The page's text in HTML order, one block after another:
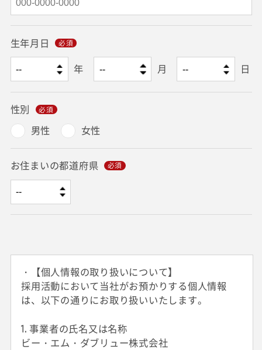
生年月日
年
月 日
性別
男性
女性
お住まいの都道府県
・【個人情報の取り扱いについて】
採用活動において当社がお預かりする個人情報
は、以下の通りにお取り扱いいたします。
1. 事業者の氏名又は名称
ビー・エム・ダブリュー株式会社